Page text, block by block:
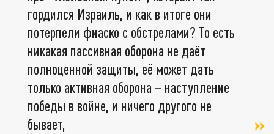
гордился Израиль, и как в итоге они
потерпели фиаско с обстрелами? То есть
никакая пассивная оборона не даёт
полноценной защиты, её может дать
только активная оборона – наступление
победы в войне, и ничего другого не
бывает,